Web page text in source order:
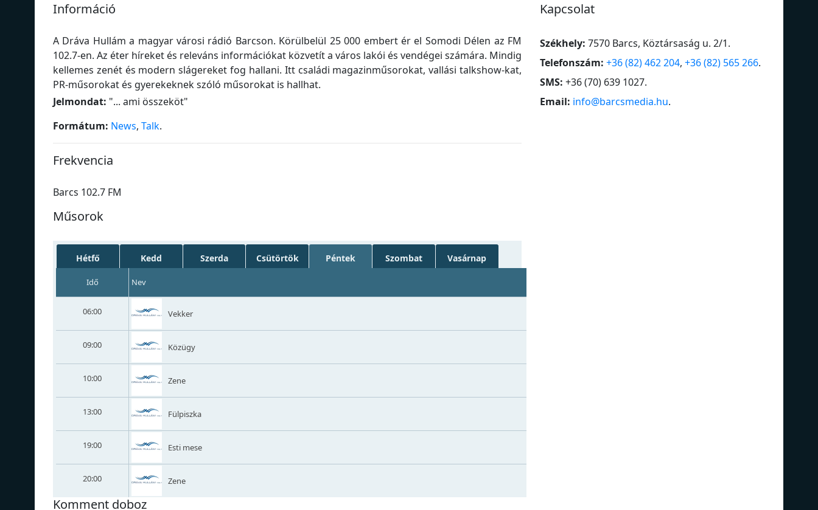
Információ
A Dráva Hullám a magyar városi rádió Barcson. Körülbelül 25 000 embert ér el Somodi Délen az FM
102.7-en. Az éter híreket és releváns információkat közvetít a város lakói és vendégei számára. Mindig
kellemes zenét és modern slágereket fog hallani. Itt családi magazinműsorokat, vallási talkshow-kat,
PR-műsorokat és gyerekeknek szóló műsorokat is hallhat.
Jelmondat: "... ami összeköt"
Formátum: News, Talk.
Frekvencia
Barcs 102.7 FM
Műsorok
Hétfő Kedd Szerda Csütörtök Péntek Szombat Vasárnap
Idő Nev
06:00 Vekker
09:00 Közügy
10:00 Zene
13:00 Fülpiszka
19:00 Esti mese
20:00 Zene
Kapcsolat
Székhely: 7570 Barcs, Köztársaság u. 2/1.
Telefonszám: +36 (82) 462 204, +36 (82) 565 266.
SMS: +36 (70) 639 1027.
Email: info@barcsmedia.hu.
Komment doboz